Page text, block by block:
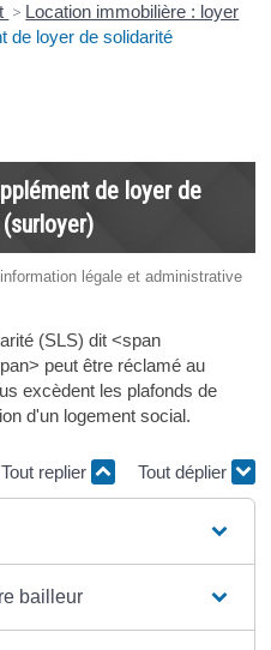
> Location immobilière : loyer
de loyer de solidarité
de loyer de
légale et administrative
(SLS) dit <span
peut être réclamé au
excèdent les plafonds de
d'un logement social.
Tout replier Tout déplier
bailleur